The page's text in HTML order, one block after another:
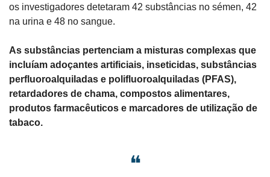
os investigadores detetaram 42 substâncias no sémen, 42
na urina e 48 no sangue.
As substâncias pertenciam a misturas complexas que
incluíam adoçantes artificiais, inseticidas, substâncias
perfluoroalquiladas e polifluoroalquiladas (PFAS),
retardadores de chama, compostos alimentares,
produtos farmacêuticos e marcadores de utilização de
tabaco.
❝